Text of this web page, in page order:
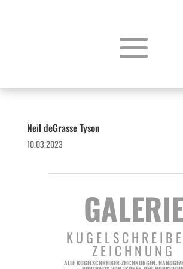
Neil deGrasse Tyson
10.03.2023
ZEICHNUNG
ALLE KUGELSCHREIBER-ZEICHNUNGEN.